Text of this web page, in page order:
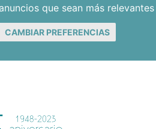
que sean más
CAMBIAR PREFERENCIAS